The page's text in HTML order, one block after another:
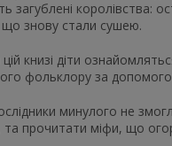
загублені королівства:
знову стали сушею.
книзі діти
фольклору за
минулого не
та прочитати міфи, що